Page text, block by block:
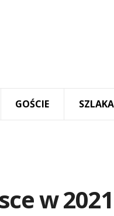
GOŚCIE
w